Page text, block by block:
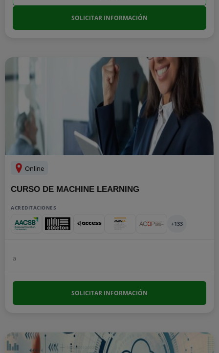
SOLICITAR INFORMACIÓN
Online
CURSO DE MACHINE LEARNING
ACREDITACIONES
+133
a
SOLICITAR INFORMACIÓN